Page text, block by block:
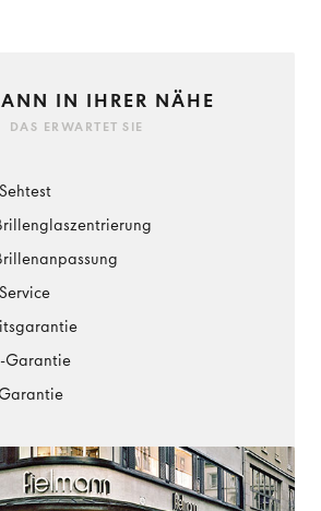
IN IHRER NÄHE
DAS ERWARTET SIE
Garantie